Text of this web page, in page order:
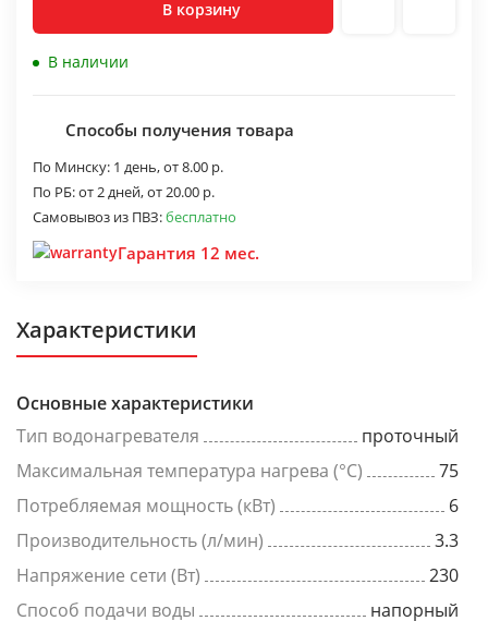
В корзину
В наличии
Способы получения товара
По Минску: 1 день,от 8.00 р.
По РБ:от 2 дней,от 20.00 р.
Самовывоз из ПВЗ:бесплатно
Гарантия 12 мес.
Характеристики
Основные характеристики
Тип водонагревателя
проточный
Максимальная температура нагрева (°C)
75
Потребляемая мощность (кВт)
6
Производительность (л/мин)
3.3
Напряжение сети (Вт)
230
Способ подачи воды
напорный